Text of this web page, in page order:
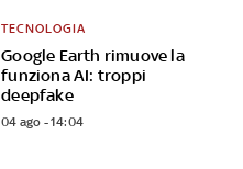
Google Earth rimuove la
funziona AI: troppi
deepfake
TECNOLOGIA
04 ago - 14:04